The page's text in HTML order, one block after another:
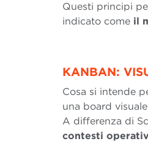
Questi principi
indicato come il
KANBAN:
Cosa si intende
una board
A differenza di
contesti